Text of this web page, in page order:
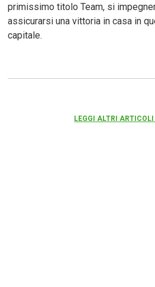
primissimo titolo Team, si
assicurarsi una vittoria in casa in
capitale.
LEGGI ALTRI